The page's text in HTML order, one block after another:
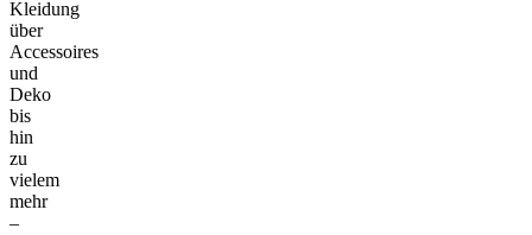
Kleidung
über
Accessoires
und
Deko
bis
hin
zu
vielem
mehr
–